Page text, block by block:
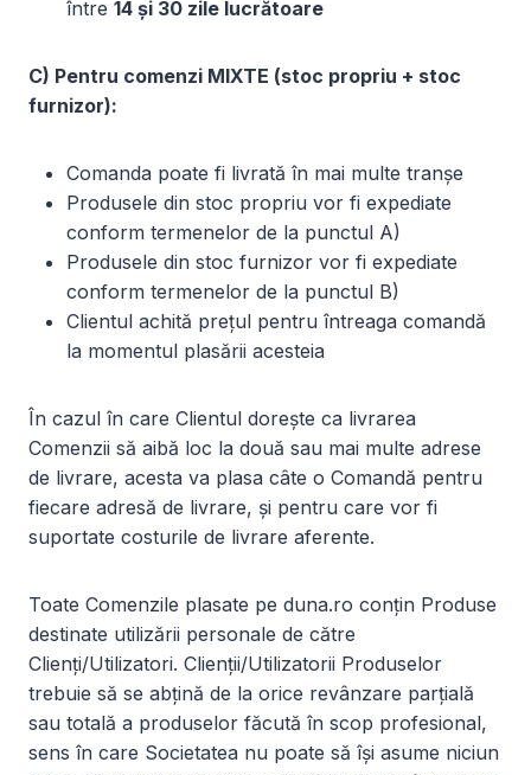
între 14 și 30 zile lucrătoare
C) Pentru comenzi MIXTE (stoc propriu + stoc
furnizor):
Comanda poate fi livrată în mai multe tranșe
Produsele din stoc propriu vor fi expediate
conform termenelor de la punctul A)
Produsele din stoc furnizor vor fi expediate
conform termenelor de la punctul B)
Clientul achită prețul pentru întreaga comandă
la momentul plasării acesteia
În cazul în care Clientul dorește ca livrarea
Comenzii să aibă loc la două sau mai multe adrese
de livrare, acesta va plasa câte o Comandă pentru
fiecare adresă de livrare, și pentru care vor fi
suportate costurile de livrare aferente.
Toate Comenzile plasate pe duna.ro conțin Produse
destinate utilizării personale de către
Clienți/Utilizatori. Clienții/Utilizatorii Produselor
trebuie să se abțină de la orice revânzare parțială
sau totală a produselor făcută în scop profesional,
sens în care Societatea nu poate să își asume niciun